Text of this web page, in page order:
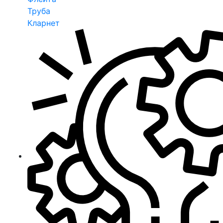
Труба
Кларнет